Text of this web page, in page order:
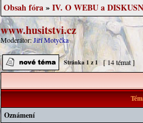
Obsah fóra»IV. O WEBU a
www.husitstvi.cz
Moderátor:Jiří Motyčka
Stránka 1 z1 [ 14 témat ]
Oznámení